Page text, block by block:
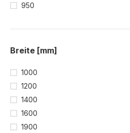
950
Breite [mm]
1000
1200
1400
1600
1900